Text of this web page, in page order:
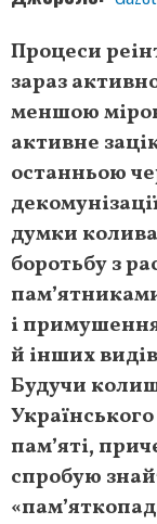
Процеси
зараз
меншою
активне
останньою
думки
боротьбу з
і
й інших
Будучи
пам’яті,
спробую